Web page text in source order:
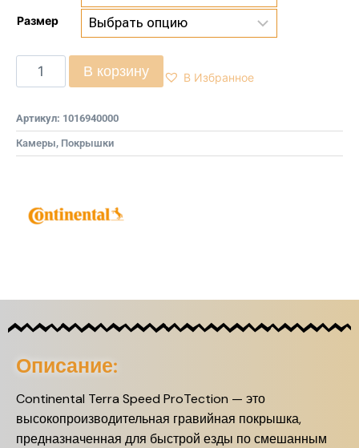
Размер
В корзину В Избранное
Артикул: 1016940000
Камеры, Покрышки
Описание:
Continental Terra Speed ProTection — это
высокопроизводительная гравийная покрышка,
предназначенная для быстрой езды по смешанным